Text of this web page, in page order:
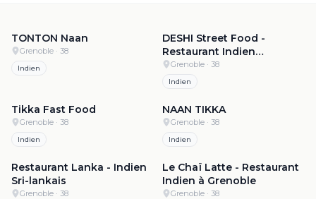
TONTON Naan
Grenoble · 38
Indien
DESHI Street Food -
Restaurant Indien
Grenoble
Grenoble · 38
Indien
Tikka Fast Food
Grenoble · 38
Indien
NAAN TIKKA
Grenoble · 38
Indien
Restaurant Lanka - Indien
Sri-lankais
Grenoble · 38
Le Chaï Latte - Restaurant
Indien à Grenoble
Grenoble · 38